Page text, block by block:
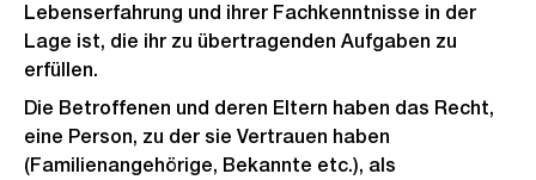
Lebenserfahrung und ihrer Fachkenntnisse in der
Lage ist, die ihr zu übertragenden Aufgaben zu
erfüllen.
Die Betroffenen und deren Eltern haben das Recht,
eine Person, zu der sie Vertrauen haben
(Familienangehörige, Bekannte etc.), als